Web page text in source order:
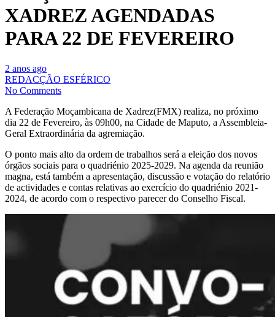
XADREZ AGENDADAS
PARA 22 DE FEVEREIRO
2 anos ago
REDACÇÃO ESFÉRICO
No Comments
A Federação Moçambicana de Xadrez(FMX) realiza, no próximo
dia 22 de Fevereiro, às 09h00, na Cidade de Maputo, a Assembleia-
Geral Extraordinária da agremiação.
O ponto mais alto da ordem de trabalhos será a eleição dos novos
órgãos sociais para o quadriénio 2025-2029. Na agenda da reunião
magna, está também a apresentação, discussão e votação do relatório
de actividades e contas relativas ao exercício do quadriénio 2021-
2024, de acordo com o respectivo parecer do Conselho Fiscal.